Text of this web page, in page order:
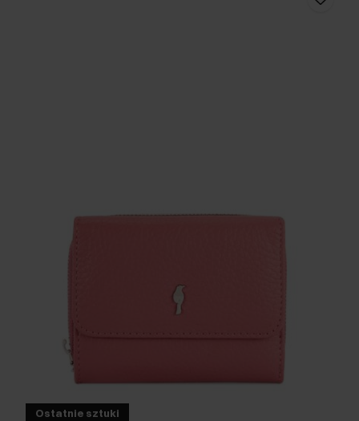
Ostatnie sztuki